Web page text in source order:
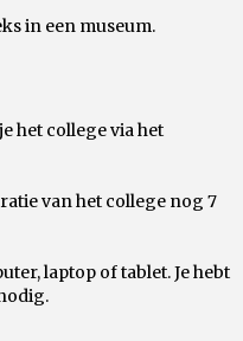
in een museum.
het college via het
van het college nog 7
laptop of tablet. Je hebt